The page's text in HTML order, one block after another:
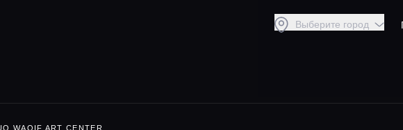
Выберите город
WAQIF ART CENTER